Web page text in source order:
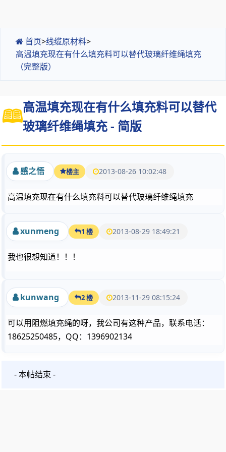
首页>线缆原材料>
高温填充现在有什么填充料可以替代玻璃纤维绳填充
（完整版）
高温填充现在有什么填充料可以替代
玻璃纤维绳填充 - 简版
感之悟 楼主 2013-08-26 10:02:48
高温填充现在有什么填充料可以替代玻璃纤维绳填充
xunmeng 1 楼 2013-08-29 18:49:21
我也很想知道！！！
kunwang 2 楼 2013-11-29 08:15:24
可以用阻燃填充绳的呀，我公司有这种产品，联系电话：
18625250485，QQ：1396902134
- 本帖结束 -